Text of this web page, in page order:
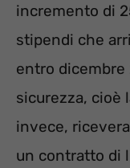
incremento di
stipendi che
entro dicembre
sicurezza, cioè
invece,
un contratto di